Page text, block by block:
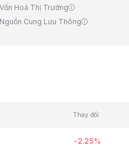
Vốn Hoá Thị Trường
Nguồn Cung Lưu Thông
Thay đổi
-2.25%